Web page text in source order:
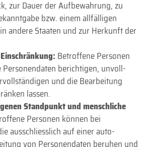
zur Dauer der Auf­bewahrung, zu
bzw. einem all­fälligen
andere Staaten und zur Herkunft der
Betroffene Personen
Personen­daten berichtigen, unvoll­
und die Bear­beitung
lassen.
Stand­punkt und mensch­liche
Personen können bei
ausschliess­lich auf einer auto­
von Personen­daten beruhen und